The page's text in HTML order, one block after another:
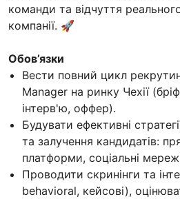
команди та відчуття
компанії. 🚀
Обов’язки
Вести повний цикл
Manager на ринку Чехії
інтерв'ю, оффер).
Будувати ефективні
та залучення кандидатів:
платформи, соціальні
Проводити скринінги та
behavioral, кейсові),